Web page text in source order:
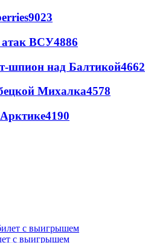
9023
атак ВСУ4886
шпион над Балтикой4662
Михалка4578
4190
с выигрышем